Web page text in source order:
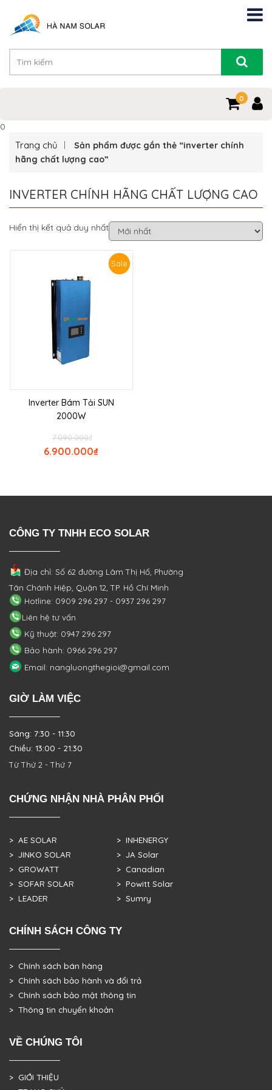
0
0
Trang chủ
Sản phẩm được gắn thẻ “inverter chính
hãng chất lượng cao”
INVERTER CHÍNH HÃNG CHẤT LƯỢNG CAO
Hiển thị kết quả duy nhất
Sale
Inverter Bám Tải SUN
2000W
₫
7.090.000
₫
6.900.000
CÔNG TY TNHH ECO SOLAR
Địa chỉ: Số 62 đường Lâm Thị Hố, Phường
Tân Chánh Hiệp, Quận 12, TP. Hồ Chí Minh
Hotline: 0909 296 297 - 0937 296 297
Liên hệ tư vấn
Kỹ thuật: 0947 296 297
Bảo hành: 0966 296 297
Email: nangluongthegioi@gmail.com
GIỜ LÀM VIỆC
Sáng: 7:30 - 11:30
Chiều: 13:00 - 21:30
Từ Thứ 2 - Thứ 7
CHỨNG NHẬN NHÀ PHÂN PHỐI
> AE SOLAR
> JINKO SOLAR
> GROWATT
> SOFAR SOLAR
> LEADER
> INHENERGY
> JA Solar
> Canadian
> Powitt Solar
> Sumry
CHÍNH SÁCH CÔNG TY
> Chính sách bán hàng
> Chính sách bảo hành và đổi trả
> Chính sách bảo mật thông tin
> Thông tin chuyển khoản
VỀ CHÚNG TÔI
> GIỚI THIỆU